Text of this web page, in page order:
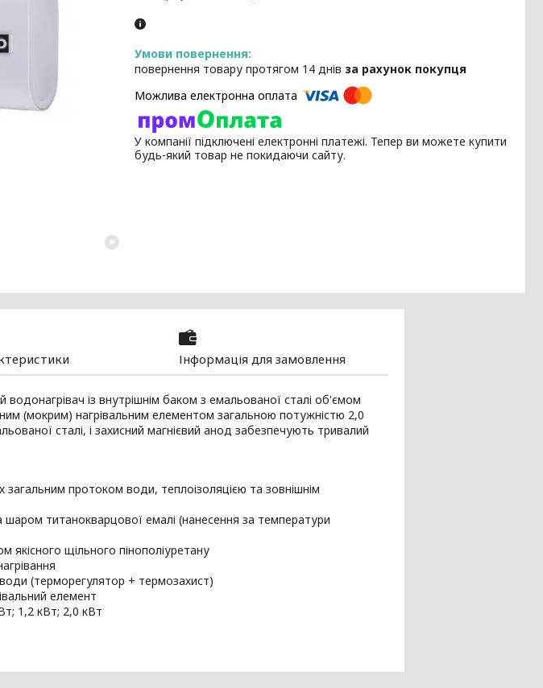
повернення товару протягом 14 днів за рахунок покупця
У компанії підключені електронні платежі. Тепер ви можете купити
будь-який товар не покидаючи сайту.
Інформація для замовлення
із внутрішнім баком з емальованої сталі об'ємом
(мокрим) нагрівальним елементом загальною потужністю 2,0
сталі, і захисний магнієвий анод забезпечують тривалий
протоком води, теплоізоляцією та зовнішнім
титанокварцової емалі (нанесення за температури
якісного щільного пінополіуретану
(терморегулятор + термозахист)
елемент
1,2 кВт; 2,0 кВт